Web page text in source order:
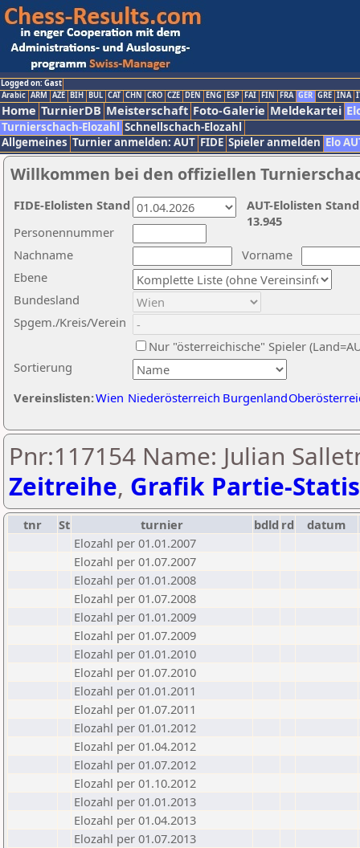
Logged on: Gast
Arabic ARM AZE BIH BUL CAT CHN CRO CZE DEN ENG ESP FAI FIN FRA GER GRE INA
Home TurnierDB Meisterschaft Foto-Galerie Meldekartei
Turnierschach-Elozahl Schnellschach-Elozahl
Allgemeines Turnier anmelden: AUT FIDE Spieler anmelden Elo
Willkommen bei den offiziellen
Nachname
Vorname
Ebene
Sortierung
Personennummer
Bundesland
Spgem./Kreis/Verein
Nur "österreichische" Spieler
Vereinslisten:Wien Niederösterreich Burgenland
AUT-Elolisten
13.945
FIDE-Elolisten Stand
Pnr:117154 Name: Julian
Zeitreihe, Grafik Partie-
tnr St turnier bdld rd
datum
Elozahl per 01.01.2007
Elozahl per 01.07.2007
Elozahl per 01.01.2008
Elozahl per 01.07.2008
Elozahl per 01.01.2009
Elozahl per 01.07.2009
Elozahl per 01.01.2010
Elozahl per 01.07.2010
Elozahl per 01.01.2011
Elozahl per 01.07.2011
Elozahl per 01.01.2012
Elozahl per 01.04.2012
Elozahl per 01.07.2012
Elozahl per 01.10.2012
Elozahl per 01.01.2013
Elozahl per 01.04.2013
Elozahl per 01.07.2013